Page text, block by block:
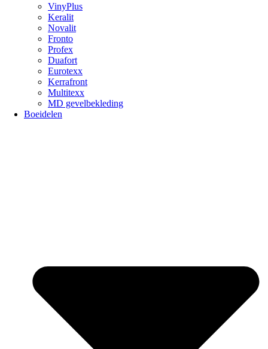
VinyPlus
Keralit
Novalit
Fronto
Profex
Duafort
Eurotexx
Kerrafront
Multitexx
MD gevelbekleding
Boeidelen